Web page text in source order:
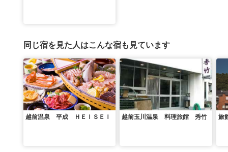
同じ宿を見た人はこんな宿も見ています
越前温泉 平成 ＨＥＩＳＥＩ 越前玉川温泉 料理旅館 秀竹 旅